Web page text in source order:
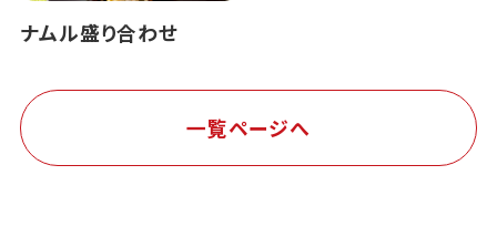
ナムル盛り合わせ
一覧ページへ